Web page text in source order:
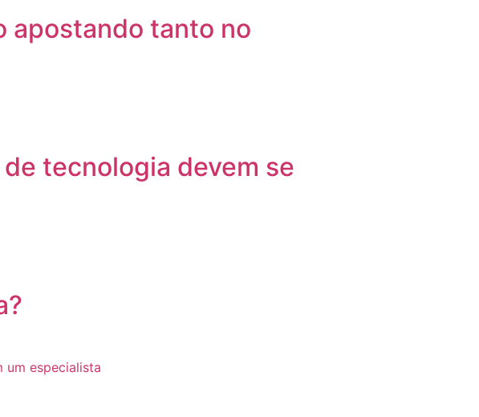
apostando tanto no
tecnologia devem se
um especialista